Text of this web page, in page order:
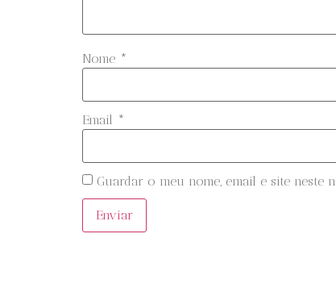
Nome *
Email *
Guardar o meu nome, email e site